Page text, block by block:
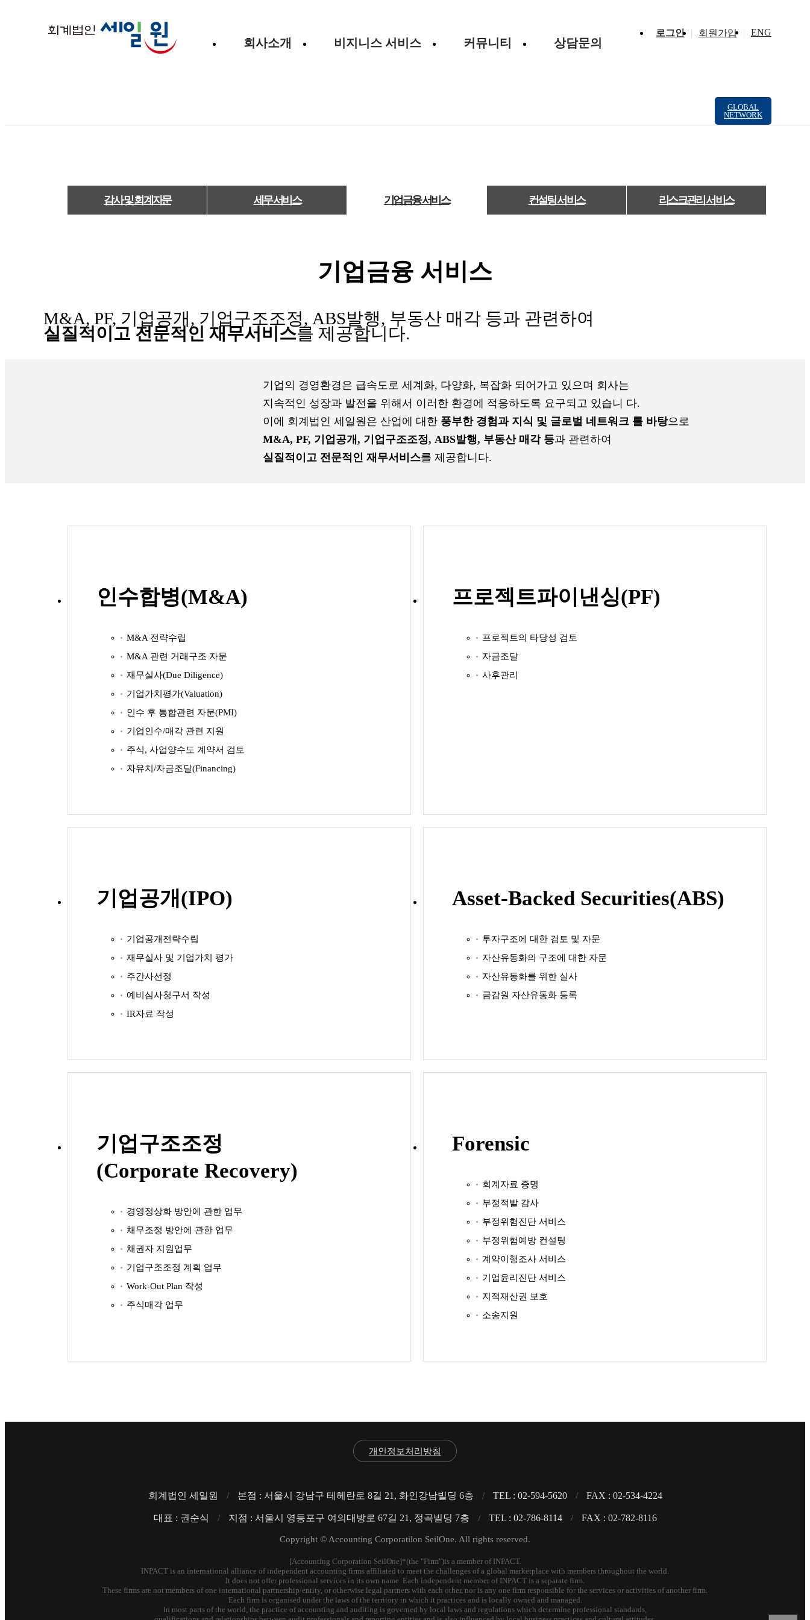
회사소개 비지니스 서비스 커뮤니티 상담문의
ENG
회원가입
로그인
GLOBAL
NETWORK
감사 및 회계자문 세무 서비스 기업금융 서비스 컨설팅 서비스 리스크관리 서비스
기업금융 서비스
M&A, PF, 기업공개, 기업구조조정, ABS발행, 부동산 매각 등과 관련하여
실질적이고 전문적인 재무서비스를 제공합니다.
기업의 경영환경은 급속도로 세계화, 다양화, 복잡화 되어가고 있으며 회사는
지속적인 성장과 발전을 위해서 이러한 환경에 적응하도록 요구되고 있습니 다.
이에 회계법인 세일원은 산업에 대한 풍부한 경험과 지식 및 글로벌 네트워크 를 바탕으로
M&A, PF, 기업공개, 기업구조조정, ABS발행, 부동산 매각 등과 관련하여
실질적이고 전문적인 재무서비스를 제공합니다.
인수합병(M&A)
M&A 전략수립
M&A 관련 거래구조 자문
재무실사(Due Diligence)
기업가치평가(Valuation)
인수 후 통합관련 자문(PMI)
기업인수/매각 관련 지원
주식, 사업양수도 계약서 검토
자유치/자금조달(Financing)
프로젝트파이낸싱(PF)
프로젝트의 타당성 검토
자금조달
사후관리
기업공개(IPO)
기업공개전략수립
재무실사 및 기업가치 평가
주간사선정
예비심사청구서 작성
IR자료 작성
Asset-Backed Securities(ABS)
투자구조에 대한 검토 및 자문
자산유동화의 구조에 대한 자문
자산유동화를 위한 실사
금감원 자산유동화 등록
기업구조조정
(Corporate Recovery)
경영정상화 방안에 관한 업무
채무조정 방안에 관한 업무
채권자 지원업무
기업구조조정 계획 업무
Work-Out Plan 작성
주식매각 업무
Forensic
회계자료 증명
부정적발 감사
부정위험진단 서비스
부정위험예방 컨설팅
계약이행조사 서비스
기업윤리진단 서비스
지적재산권 보호
소송지원
개인정보처리방침
회계법인 세일원 / 본점 : 서울시 강남구 테헤란로 8길 21, 화인강남빌딩 6층 / TEL : 02-594-5620 / FAX : 02-534-4224
대표 : 권순식 / 지점 : 서울시 영등포구 여의대방로 67길 21, 정곡빌딩 7층 / TEL : 02-786-8114 / FAX : 02-782-8116
Copyright © Accounting Corporatilon SeilOne. All rights reserved.
[Accounting Corporation SeilOne]*(the "Firm")is a member of INPACT.
INPACT is an international alliance of independent accounting firms affiliated to meet the challenges of a global marketplace with members throughout the world.
It does not offer professional services in its own name. Each independent member of INPACT is a separate firm.
These firms are not members of one international partnership/entity, or otherwise legal partners with each other, nor is any one firm responsible for the services or activities of another firm.
Each firm is organised under the laws of the territory in which it practices and is locally owned and managed.
In most parts of the world, the practice of accounting and auditing is governed by local laws and regulations which determine professional standards,